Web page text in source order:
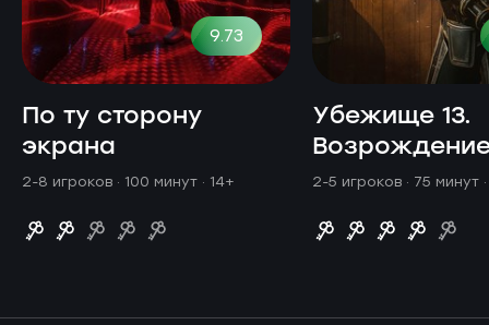
9.73
По ту сторону
экрана
2-8 игроков · 100 минут · 14+
Убежище 13.
2-5 игроков · 75 минут